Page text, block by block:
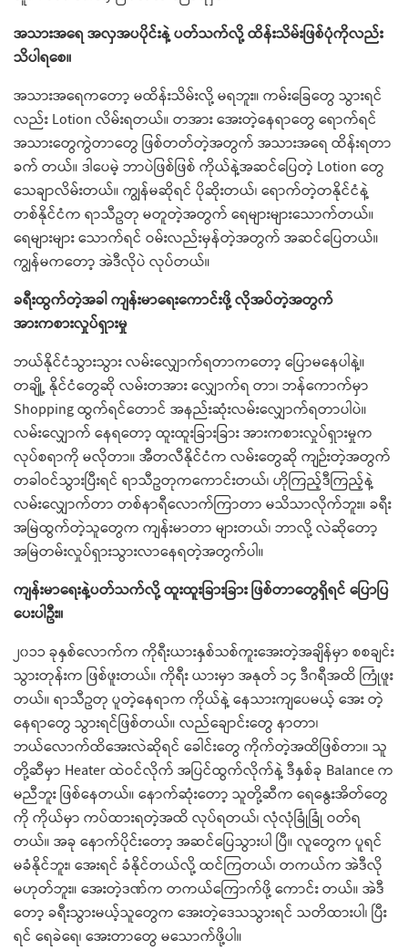
အသားအရေ အလှအပပိုင်းနဲ့ ပတ်သက်လို့ ထိန်းသိမ်းဖြစ်ပုံကိုလည်း
သိပါရစေ။
အသားအရေကတော့ မထိန်းသိမ်းလို့ မရဘူး။ ကမ်းခြေတွေ သွားရင်
လည်း Lotion လိမ်းရတယ်။ တအား အေးတဲ့နေရာတွေ ရောက်ရင်
အသားတွေကွဲတာတွေ ဖြစ်တတ်တဲ့အတွက် အသားအရေ ထိန်းရတာ
ခက် တယ်။ ဒါပေမဲ့ ဘာပဲဖြစ်ဖြစ် ကိုယ်နဲ့အဆင်ပြေတဲ့ Lotion တွေ
သေချာလိမ်းတယ်။ ကျွန်မဆိုရင် ပိုဆိုးတယ်၊ ရောက်တဲ့တနိုင်ငံနဲ့
တစ်နိုင်ငံက ရာသီဥတု မတူတဲ့အတွက် ရေများများသောက်တယ်။
ရေများများ သောက်ရင် ဝမ်းလည်းမှန်တဲ့အတွက် အဆင်ပြေတယ်။
ကျွန်မကတော့ အဲဒီလိုပဲ လုပ်တယ်။
ခရီးထွက်တဲ့အခါ ကျန်းမာရေးကောင်းဖို့ လိုအပ်တဲ့အတွက်
အားကစားလှုပ်ရှားမှု
ဘယ်နိုင်ငံသွားသွား လမ်းလျှောက်ရတာကတော့ ပြောမနေပါနဲ့။
တချို့ နိုင်ငံတွေဆို လမ်းတအား လျှောက်ရ တာ၊ ဘန်ကောက်မှာ
Shopping ထွက်ရင်တောင် အနည်းဆုံးလမ်းလျှောက်ရတာပါပဲ။
လမ်းလျှောက် နေရတော့ ထူးထူးခြားခြား အားကစားလှုပ်ရှားမှုက
လုပ်စရာကို မလိုတာ။ အီတလီနိုင်ငံက လမ်းတွေဆို ကျဉ်းတဲ့အတွက်
တခါဝင်သွားပြီးရင် ရာသီဥတုကကောင်းတယ်၊ ဟိုကြည့်ဒီကြည့်နဲ့
လမ်းလျှောက်တာ တစ်နာရီလောက်ကြာတာ မသိသာလိုက်ဘူး။ ခရီး
အမြဲထွက်တဲ့သူတွေက ကျန်းမာတာ များတယ်၊ ဘာလို့ လဲဆိုတော့
အမြဲတမ်းလှုပ်ရှားသွားလာနေရတဲ့အတွက်ပါ။
ကျန်းမာရေးနဲ့ပတ်သက်လို့ ထူးထူးခြားခြား ဖြစ်တာတွေရှိရင် ပြောပြ
ပေးပါဦး။
၂၀၁၁ ခုနှစ်လောက်က ကိုရီးယားနှစ်သစ်ကူးအေးတဲ့အချိန်မှာ စစချင်း
သွားတုန်းက ဖြစ်ဖူးတယ်။ ကိုရီး ယားမှာ အနုတ် ၁၄ ဒီဂရီအထိ ကြုံဖူး
တယ်။ ရာသီဥတု ပူတဲ့နေရာက ကိုယ်နဲ့ နေသားကျပေမယ့် အေး တဲ့
နေရာတွေ သွားရင်ဖြစ်တယ်။ လည်ချောင်းတွေ နာတာ၊
ဘယ်လောက်ထိအေးလဲဆိုရင် ခေါင်းတွေ ကိုက်တဲ့အထိဖြစ်တာ။ သူ
တို့ဆီမှာ Heater ထဲဝင်လိုက် အပြင်ထွက်လိုက်နဲ့ ဒီနှစ်ခု Balance က
မညီဘူး ဖြစ်နေတယ်။ နောက်ဆုံးတော့ သူတို့ဆီက ရေနွေးအိတ်တွေ
ကို ကိုယ်မှာ ကပ်ထားရတဲ့အထိ လုပ်ရတယ်၊ လုံလုံခြုံခြုံ ဝတ်ရ
တယ်။ အခု နောက်ပိုင်းတော့ အဆင်ပြေသွားပါ ပြီ။ လူတွေက ပူရင်
မခံနိုင်ဘူး၊ အေးရင် ခံနိုင်တယ်လို့ ထင်ကြတယ်၊ တကယ်က အဲဒီလို
မဟုတ်ဘူး။ အေးတဲ့ဒဏ်က တကယ်ကြောက်ဖို့ ကောင်း တယ်။ အဲဒီ
တော့ ခရီးသွားမယ့်သူတွေက အေးတဲ့ဒေသသွားရင် သတိထားပါ၊ ပြီး
ရင် ရေခဲရေ၊ အေးတာတွေ မသောက်ဖို့ပါ။